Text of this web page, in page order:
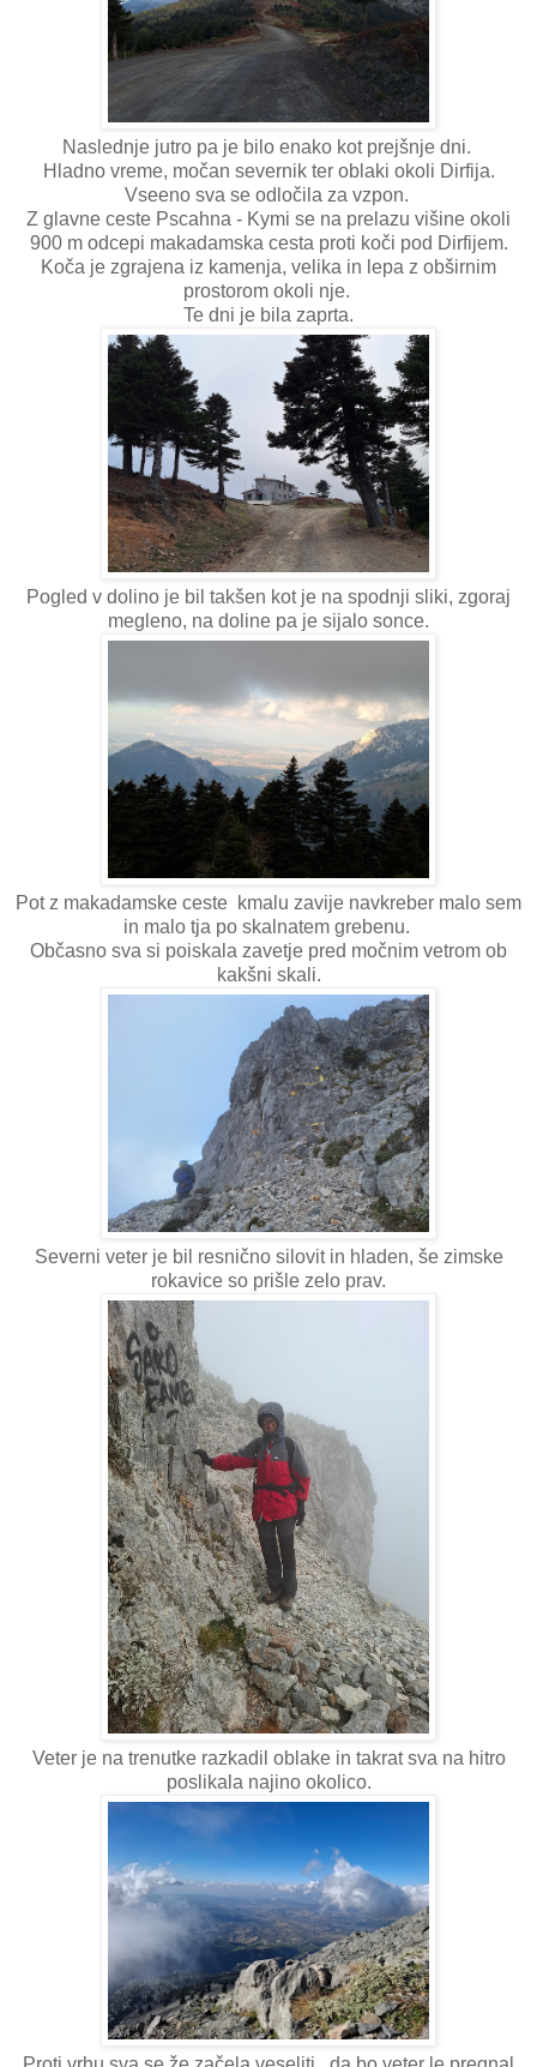
Naslednje jutro pa je bilo enako kot prejšnje dni.
Hladno vreme, močan severnik ter oblaki okoli Dirfija.
Vseeno sva se odločila za vzpon.
Z glavne ceste Pscahna - Kymi se na prelazu višine okoli
900 m odcepi makadamska cesta proti koči pod Dirfijem.
Koča je zgrajena iz kamenja, velika in lepa z obširnim
prostorom okoli nje.
Te dni je bila zaprta.
Pogled v dolino je bil takšen kot je na spodnji sliki, zgoraj
megleno, na doline pa je sijalo sonce.
Pot z makadamske ceste kmalu zavije navkreber malo sem
in malo tja po skalnatem grebenu.
Občasno sva si poiskala zavetje pred močnim vetrom ob
kakšni skali.
Severni veter je bil resnično silovit in hladen, še zimske
rokavice so prišle zelo prav.
Veter je na trenutke razkadil oblake in takrat sva na hitro
poslikala najino okolico.